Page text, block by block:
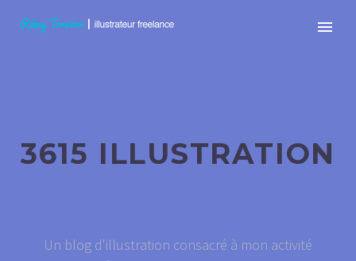
3615 ILLUSTRATION
Un blog d'illustration consacré à mon activité